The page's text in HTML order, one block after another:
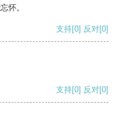
怀。
支持[0] 反对[0]
支持[0] 反对[0]